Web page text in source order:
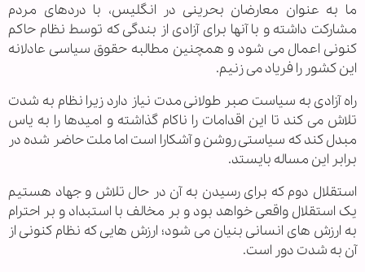
ما به عنوان معارضان بحرینی در انگلیس، با دردهای مردم
مشارکت داشته و با آنها برای آزادی از بندگی که توسط نظام حاکم
کنونی اعمال می شود و همچنین مطالبه حقوق سیاسی عادلانه
این کشور را فریاد می زنیم.
راه آزادی به سیاست صبر طولانی مدت نیاز دارد زیرا نظام به شدت
تلاش می کند تا این اقدامات را ناکام گذاشته و امیدها را به یاس
مبدل کند که سیاستی روشن و آشکارا است اما ملت حاضر شده در
برابر این مساله بایستد.
استقلال دوم که برای رسیدن به آن در حال تلاش و جهاد هستیم
یک استقلال واقعی خواهد بود و بر مخالف با استبداد و بر احترام
به ارزش های انسانی بنیان می شود؛ ارزش هایی که نظام کنونی از
آن به شدت دور است.